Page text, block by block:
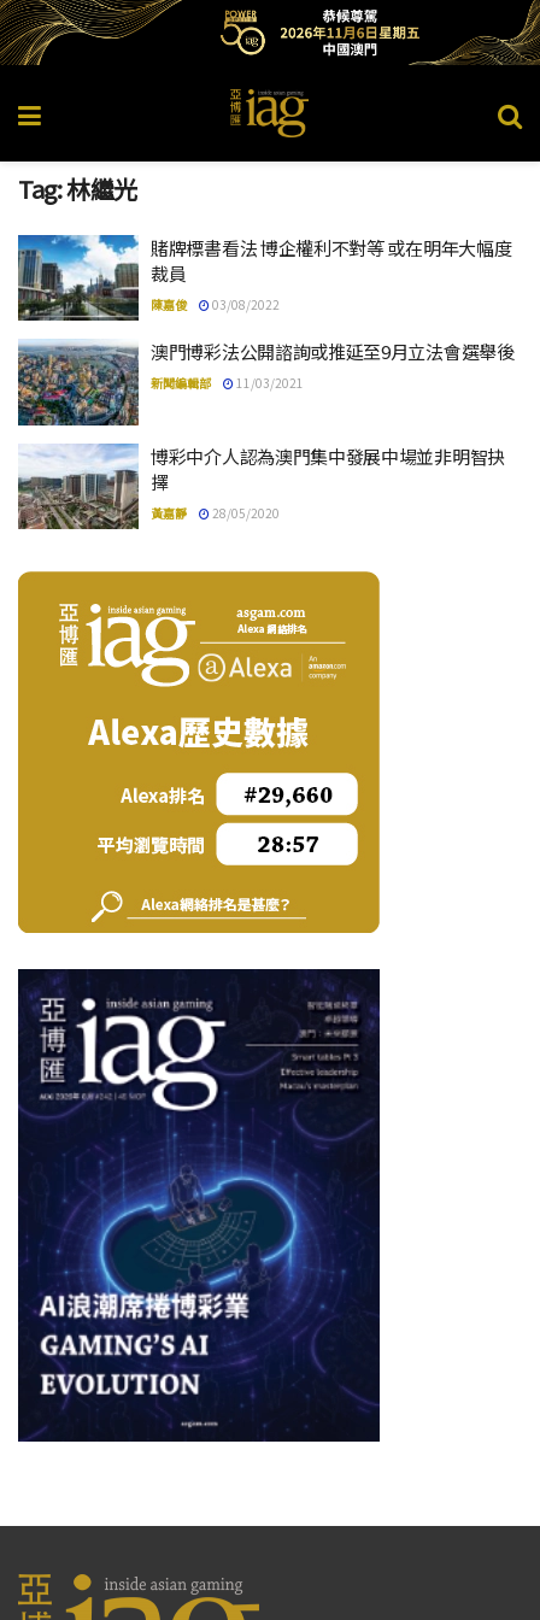
Tag:林繼光
賭牌標書看法 博企權利不對等 或在明年大幅度
裁員
陳嘉俊 03/08/2022
澳門博彩法公開諮詢或推延至9月立法會選舉後
新聞編輯部 11/03/2021
博彩中介人認為澳門集中發展中場並非明智抉
擇
黃嘉靜 28/05/2020